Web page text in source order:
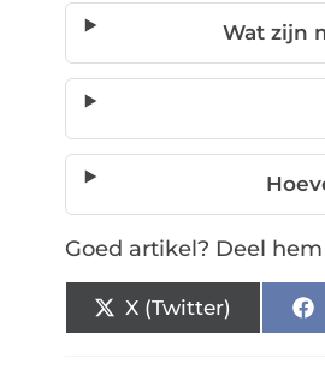
Wat zijn
Goed artikel? Deel
X (Twitter)